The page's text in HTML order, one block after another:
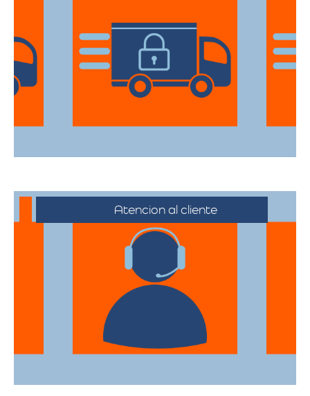
Los vehículos están equipados con
tecnología avanzada para asegurar que
cada artículo llegue en perfecto estado a
su destino.
Atencion al cliente
Desde el primer contacto hasta la
finalización de la mudanza, se ofrece un
servicio al cliente excepcional,
adaptándose a sus horarios y
necesidades específicas.